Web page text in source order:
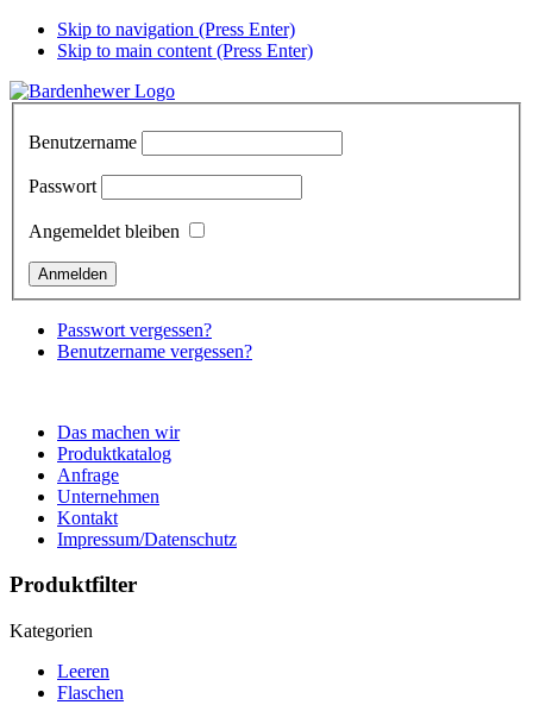
Skip to navigation (Press Enter)
Skip to main content (Press Enter)
Benutzername
Passwort
Angemeldet bleiben
Passwort vergessen?
Benutzername vergessen?
Das machen wir
Produktkatalog
Anfrage
Unternehmen
Kontakt
Impressum/Datenschutz
Produktfilter
Kategorien
Leeren
Flaschen